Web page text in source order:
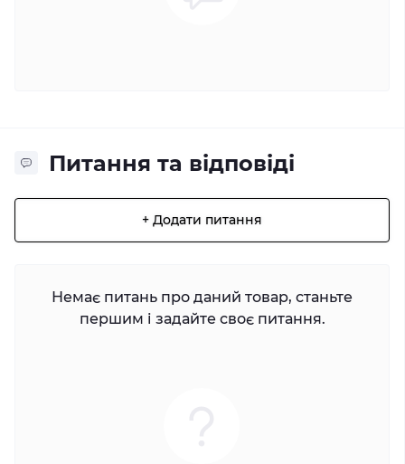
Питання та відповіді
+ Додати питання
Немає питань про даний товар, станьте
першим і задайте своє питання.